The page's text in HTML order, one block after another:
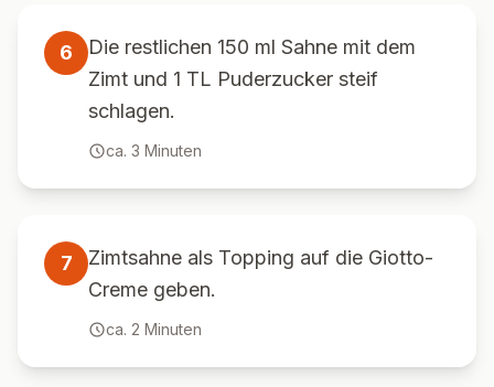
6
Die restlichen 150 ml Sahne mit dem
Zimt und 1 TL Puderzucker steif
schlagen.
ca. 3 Minuten
7
Zimtsahne als Topping auf die Giotto-
Creme geben.
ca. 2 Minuten